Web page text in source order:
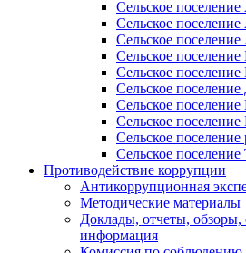
Сельское
Сельское
Сельское
Сельское
Сельское
Сельское
Сельское
Сельское поселение
Сельское поселение
Сельское поселение
Противодействие коррупции
Антикоррупционная
Методические материалы
Доклады, отчеты, обзоры,
информация